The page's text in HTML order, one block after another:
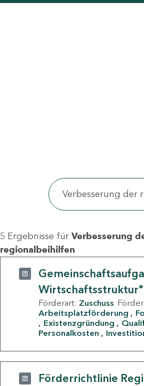
5 Ergebnisse für Verbesserung
regionalbeihilfen
Wirtschaftsstruktur"
Förderart: Zuschuss
Arbeitsplatzförderung
Existenzgründung
Personalkosten
Förderrichtlinie